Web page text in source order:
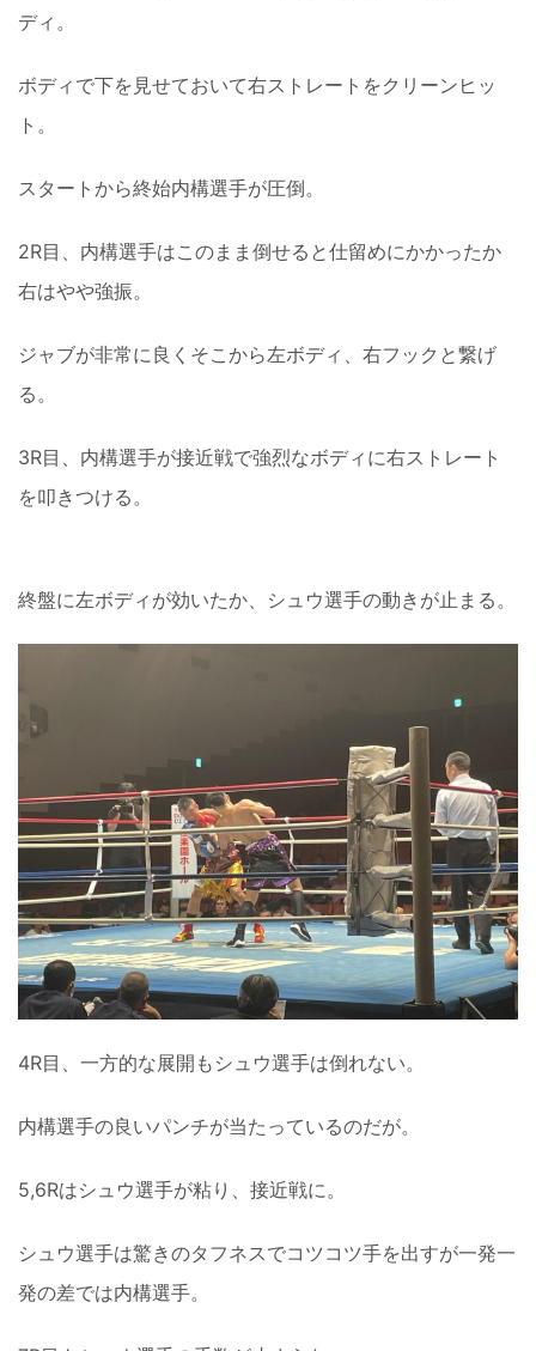
ディ。
ボディで下を見せておいて右ストレートをクリーンヒッ
ト。
スタートから終始内構選手が圧倒。
2R目、内構選手はこのまま倒せると仕留めにかかったか
右はやや強振。
ジャブが非常に良くそこから左ボディ、右フックと繋げ
る。
3R目、内構選手が接近戦で強烈なボディに右ストレート
を叩きつける。
終盤に左ボディが効いたか、シュウ選手の動きが止まる。
4R目、一方的な展開もシュウ選手は倒れない。
内構選手の良いパンチが当たっているのだが。
5,6Rはシュウ選手が粘り、接近戦に。
シュウ選手は驚きのタフネスでコツコツ手を出すが一発一
発の差では内構選手。